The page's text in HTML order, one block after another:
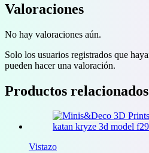
Valoraciones
No hay valoraciones aún.
Solo los usuarios registrados que
pueden hacer una valoración.
Productos relacionados
Vistazo